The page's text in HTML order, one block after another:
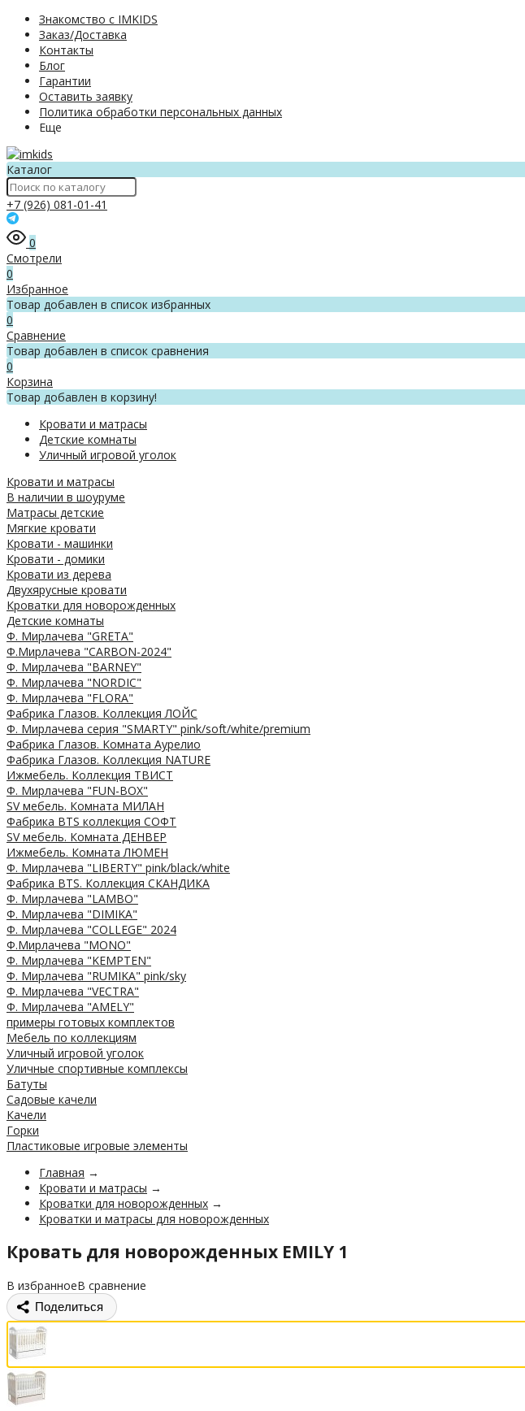
Знакомство с IMKIDS
Заказ/Доставка
Контакты
Блог
Гарантии
Оставить заявку
Политика обработки персональных данных
Еще
Каталог
+7 (926) 081-01-41
0
Смотрели
0
Избранное
Товар добавлен в список избранных
0
Сравнение
Товар добавлен в список сравнения
0
Корзина
Товар добавлен в корзину!
Кровати и матрасы
Детские комнаты
Уличный игровой уголок
Кровати и матрасы
В наличии в шоуруме
Матрасы детские
Мягкие кровати
Кровати - машинки
Кровати - домики
Кровати из дерева
Двухярусные кровати
Кроватки для новорожденных
Детские комнаты
Ф. Мирлачева "GRETA"
Ф.Мирлачева "CARBON-2024"
Ф. Мирлачева "BARNEY"
Ф. Мирлачева "NORDIC"
Ф. Мирлачева "FLORA"
Фабрика Глазов. Коллекция ЛОЙС
Ф. Мирлачева серия "SMARTY" pink/soft/white/premium
Фабрика Глазов. Комната Аурелио
Фабрика Глазов. Коллекция NATURE
Ижмебель. Коллекция ТВИСТ
Ф. Мирлачева "FUN-BOX"
SV мебель. Комната МИЛАН
Фабрика BTS коллекция СОФТ
SV мебель. Комната ДЕНВЕР
Ижмебель. Комната ЛЮМЕН
Ф. Мирлачева "LIBERTY" pink/black/white
Фабрика BTS. Коллекция СКАНДИКА
Ф. Мирлачева "LAMBO"
Ф. Мирлачева "DIMIKA"
Ф. Мирлачева "COLLEGE" 2024
Ф.Мирлачева "MONO"
Ф. Мирлачева "KEMPTEN"
Ф. Мирлачева "RUMIKA" pink/sky
Ф. Мирлачева "VECTRA"
Ф. Мирлачева "AMELY"
примеры готовых комплектов
Мебель по коллекциям
Уличный игровой уголок
Уличные спортивные комплексы
Батуты
Садовые качели
Качели
Горки
Пластиковые игровые элементы
Главная →
Кровати и матрасы →
Кроватки для новорожденных →
Кроватки и матрасы для новорожденных
Кровать для новорожденных EMILY 1
В избранноеВ сравнение
Поделиться